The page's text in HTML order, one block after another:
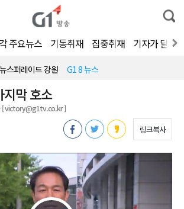
통
합
색
주요뉴스 기동취재 집중취재 기자가 달려
뉴스퍼레이드 강원 G1 8 뉴스
지막 호소
[ victory@g1tv.co.kr ]
링크복사